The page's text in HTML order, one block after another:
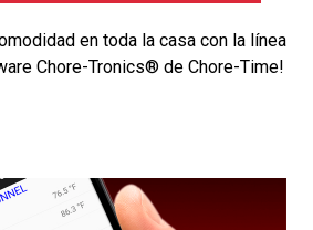
en toda la casa con la línea
Chore-Tronics® de Chore-Time!